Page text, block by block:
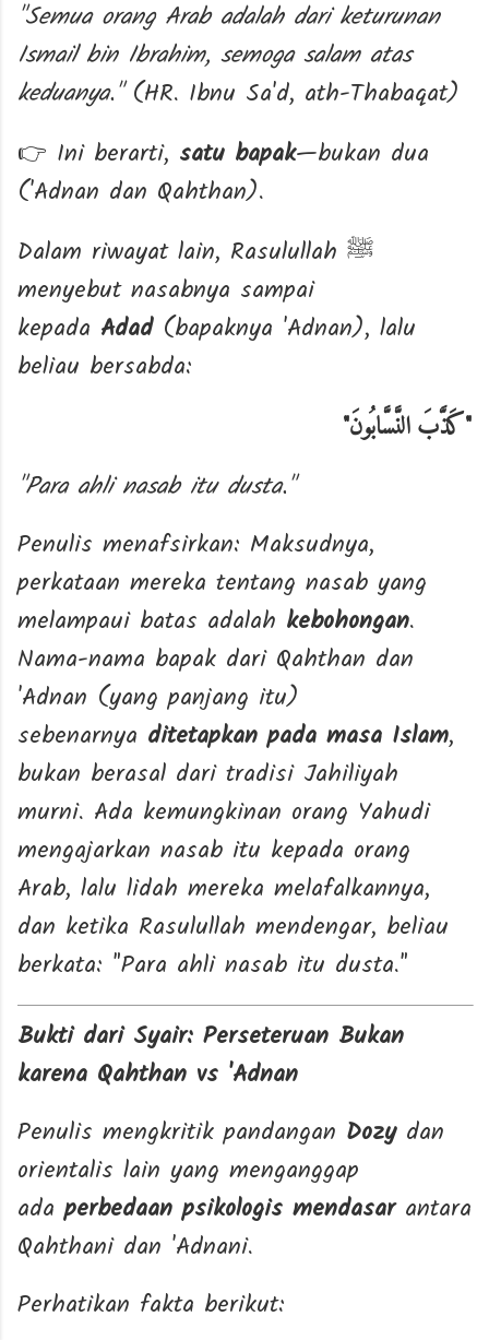
"Semua orang Arab adalah dari keturunan
Ismail bin Ibrahim, semoga salam atas
keduanya."(HR. Ibnu Sa'd, ath-Thabaqat)
👉 Ini berarti, satu bapak—bukan dua
('Adnan dan Qahthan).
Dalam riwayat lain, Rasulullah ﷺ
menyebut nasabnya sampai
kepada Adad(bapaknya 'Adnan), lalu
beliau bersabda:
"كَذَّبَ النَّسَّابُونَ"
"Para ahli nasab itu dusta."
Penulis menafsirkan: Maksudnya,
perkataan mereka tentang nasab yang
melampaui batas adalah kebohongan.
Nama-nama bapak dari Qahthan dan
'Adnan (yang panjang itu)
sebenarnya ditetapkan pada masa Islam,
bukan berasal dari tradisi Jahiliyah
murni. Ada kemungkinan orang Yahudi
mengajarkan nasab itu kepada orang
Arab, lalu lidah mereka melafalkannya,
dan ketika Rasulullah mendengar, beliau
berkata: "Para ahli nasab itu dusta."
Bukti dari Syair: Perseteruan Bukan
karena Qahthan vs 'Adnan
Penulis mengkritik pandangan Dozydan
orientalis lain yang menganggap
adaperbedaan psikologis mendasarantara
Qahthani dan 'Adnani.
Perhatikan fakta berikut: